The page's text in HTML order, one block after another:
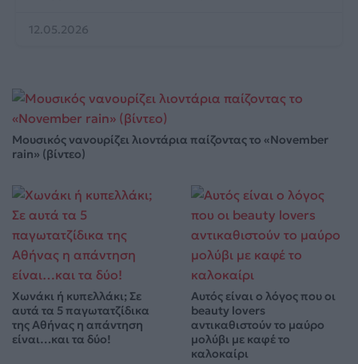
12.05.2026
Μουσικός νανουρίζει λιοντάρια παίζοντας το «November
rain» (βίντεο)
Χωνάκι ή κυπελλάκι; Σε
αυτά τα 5 παγωτατζίδικα
της Αθήνας η απάντηση
είναι…και τα δύο!
Αυτός είναι ο λόγος που οι
beauty lovers
αντικαθιστούν το μαύρο
μολύβι με καφέ το
καλοκαίρι